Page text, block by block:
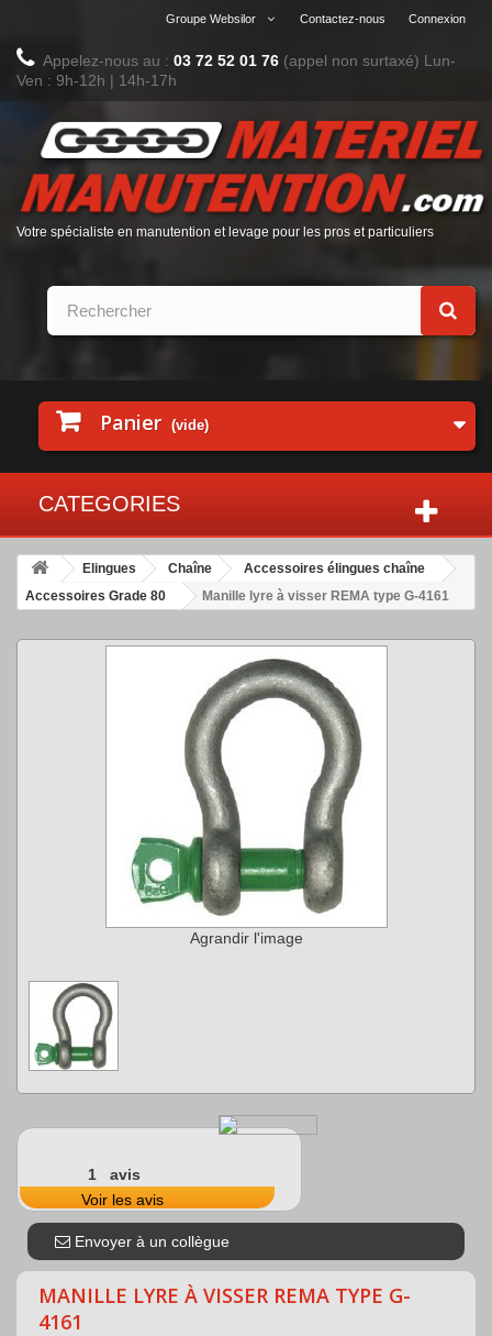
Connexion
Contactez-nous
Groupe Websilor
Appelez-nous au : 03 72 52 01 76 (appel non surtaxé) Lun-
Ven : 9h-12h | 14h-17h
Votre spécialiste en manutention et levage pour les pros et particuliers
Panier (vide)
CATEGORIES
Elingues Chaîne
Accessoires élingues chaîne
Accessoires Grade 80
Manille lyre à visser REMA type G-4161
Agrandir l'image
1 avis
Voir les avis
Envoyer à un collègue
MANILLE LYRE À VISSER REMA TYPE G-
4161